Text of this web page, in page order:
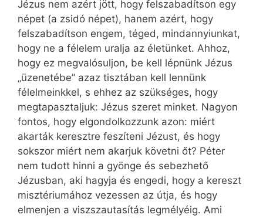
Jézus nem azért jött, hogy felszabadítson egy
népet (a zsidó népet), hanem azért, hogy
felszabadítson engem, téged, mindannyiunkat,
hogy ne a félelem uralja az életünket. Ahhoz,
hogy ez megvalósuljon, be kell lépnünk Jézus
„üzenetébe” azaz tisztában kell lennünk
félelmeinkkel, s ehhez az szükséges, hogy
megtapasztaljuk: Jézus szeret minket. Nagyon
fontos, hogy elgondolkozzunk azon: miért
akarták keresztre feszíteni Jézust, és hogy
sokszor miért nem akarjuk követni őt? Péter
nem tudott hinni a gyönge és sebezhető
Jézusban, aki hagyja és engedi, hogy a kereszt
misztériumához vezessen az útja, és hogy
elmenjen a viszszautasítás legmélyéig. Ami